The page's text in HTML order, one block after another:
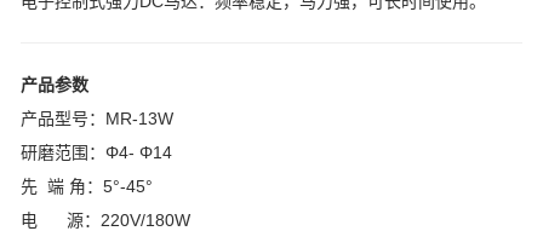
产品参数
产品型号：MR-13W
研磨范围：Φ4- Φ14
先 端 角：5°-45°
电 源：220V/180W